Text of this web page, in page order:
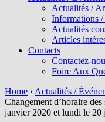
Actualités /
Informations /
Actualités
Articles
Contacts
Contactez-
Foire Aux
Home › Actualités /
Changement d’horaire
janvier 2020 et lundi le 20